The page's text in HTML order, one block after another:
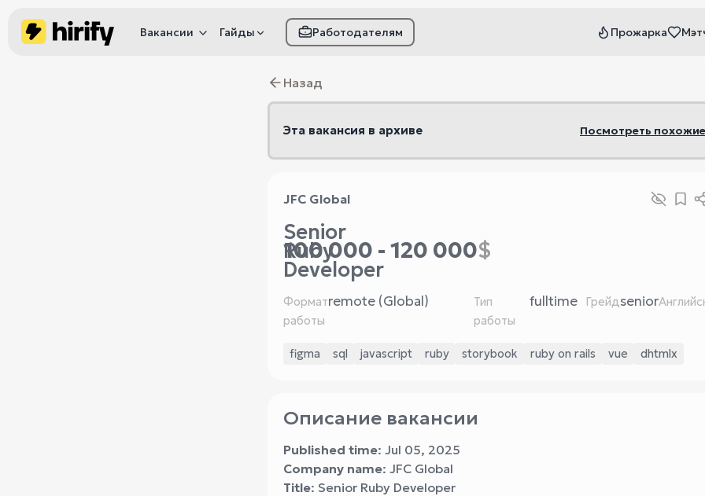
Вакансии Гайды Работодателям Прожарка
Назад
Эта вакансия в архиве Посмотреть
JFC Global
Senior
Ruby
Developer
100 000 - 120 000$
Формат
работы
remote (Global)
Тип
работы
fulltime Грейдsenior
figma sql javascript ruby storybook ruby on rails vue dhtmlx
Описание вакансии
Published time: Jul 05, 2025
Company name: JFC Global
Title: Senior Ruby Developer